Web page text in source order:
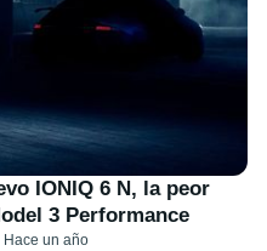
IONIQ 6 N, la peor
3 Performance
Hace un año